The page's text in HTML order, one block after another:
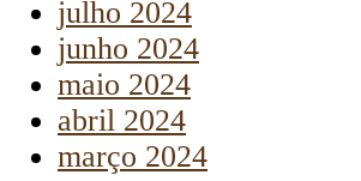
julho 2024
junho 2024
maio 2024
abril 2024
março 2024